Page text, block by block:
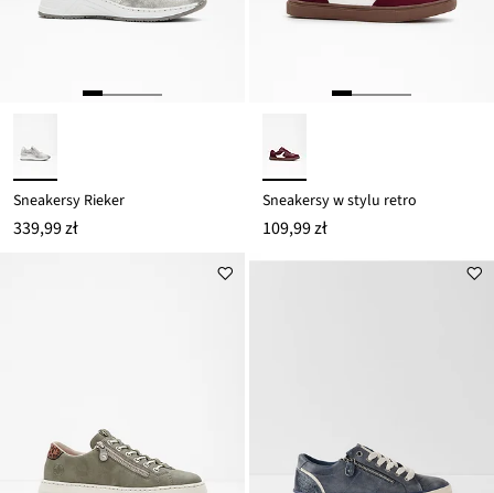
Sneakersy Rieker
339,99 zł
Sneakersy w stylu retro
109,99 zł